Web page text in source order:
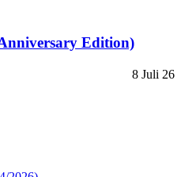
Edition)
8 Juli 26